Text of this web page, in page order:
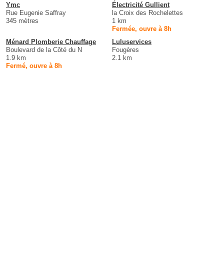
Ymc
Rue Eugenie Saffray
345 mètres
Électricité Gullient
la Croix des Rochelettes
1 km
Fermée, ouvre à 8h
Ménard Plomberie Chauffage
Boulevard de la Côté du N
1.9 km
Fermé, ouvre à 8h
Luluservices
Fougères
2.1 km